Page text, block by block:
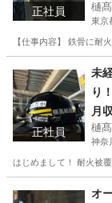
正社員 樋
東京
【仕事内容】 鉄骨に耐
正社員
未
り
月
樋
神奈
はじめまして！ 耐火被
オ